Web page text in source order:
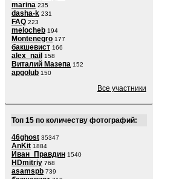
marina 235
dasha-k 231
FAQ 223
melocheb 194
Montenegro 177
бакшевист 166
alex_nail 158
Виталий Мазепа 152
apgolub 150
Все участники
Топ 15 по количеству фотографий:
46ghost 35347
AnKit 1884
Иван_Правдин 1540
HDmitriy 768
asamspb 739